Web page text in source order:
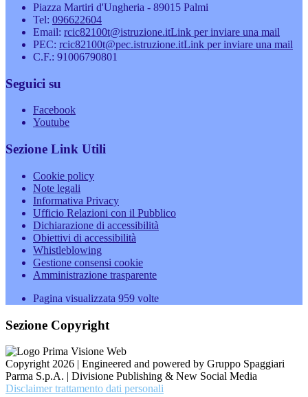
Piazza Martiri d'Ungheria - 89015 Palmi
Tel: 096622604
Email: rcic82100t@istruzione.itLink per inviare una mail
PEC: rcic82100t@pec.istruzione.itLink per inviare una mail
C.F.: 91006790801
Seguici su
Facebook
Youtube
Sezione Link Utili
Cookie policy
Note legali
Informativa Privacy
Ufficio Relazioni con il Pubblico
Dichiarazione di accessibilità
Obiettivi di accessibilità
Whistleblowing
Gestione consensi cookie
Amministrazione trasparente
Pagina visualizzata 959 volte
Sezione Copyright
Copyright 2026 | Engineered and powered by Gruppo Spaggiari
Parma S.p.A. | Divisione Publishing & New Social Media
Disclaimer trattamento dati personali